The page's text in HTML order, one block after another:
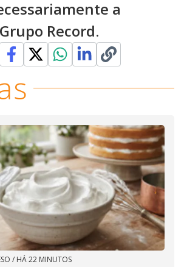
a
Record.
/ HÁ 22 MINUTOS